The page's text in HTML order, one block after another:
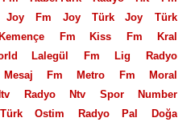
Joy Fm Joy Türk
Joy Türk
Kemençe Fm Kiss Fm
Kral
Lalegül Fm
Lig Radyo
Mesaj Fm Metro Fm
Moral
Radyo Ntv Spor
Number
Ostim Radyo
Pal Doğa